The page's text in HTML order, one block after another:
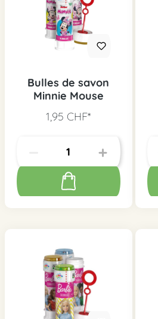
Bulles de savon
Minnie Mouse
1,95 CHF*